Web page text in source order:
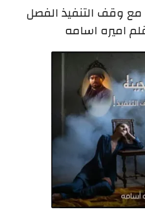
مع وقف التنفيذ الفصل
اميره اسامه